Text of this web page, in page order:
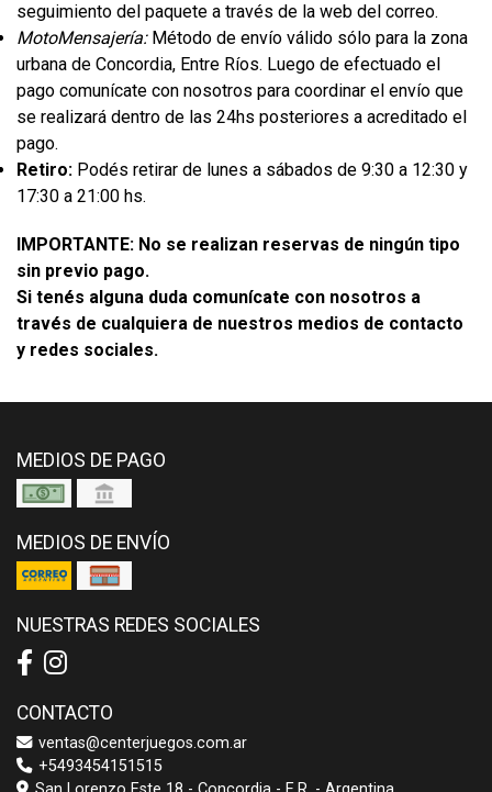
seguimiento del paquete a través de la web del correo.
MotoMensajería:Método de envío válido sólo para la zona
urbana de Concordia, Entre Ríos. Luego de efectuado el
pago comunícate con nosotros para coordinar el envío que
se realizará dentro de las 24hs posteriores a acreditado el
pago.
Retiro: Podés retirar de lunes a sábados de 9:30 a 12:30 y
17:30 a 21:00 hs.
IMPORTANTE: No se realizan reservas de ningún tipo
sin previo pago.
Si tenés alguna duda comunícate con nosotros a
través de cualquiera de nuestros medios de contacto
y redes sociales.
MEDIOS DE PAGO
MEDIOS DE ENVÍO
NUESTRAS REDES SOCIALES
CONTACTO
ventas@centerjuegos.com.ar
+5493454151515